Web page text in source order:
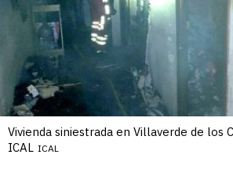
Vivienda siniestrada en Villaverde de los
ICAL ICAL